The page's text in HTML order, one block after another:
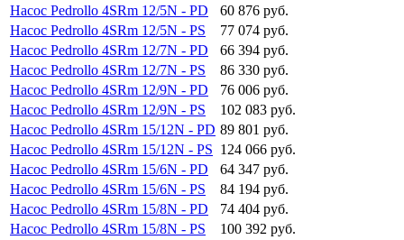
Насос Pedrollo 4SRm 12/5N - PD
60 876 руб.
Насос Pedrollo 4SRm 12/5N - PS
77 074 руб.
Насос Pedrollo 4SRm 12/7N - PD
66 394 руб.
Насос Pedrollo 4SRm 12/7N - PS
86 330 руб.
Насос Pedrollo 4SRm 12/9N - PD
76 006 руб.
Насос Pedrollo 4SRm 12/9N - PS
102 083 руб.
Насос Pedrollo 4SRm 15/12N - PD 89 801 руб.
Насос Pedrollo 4SRm 15/12N - PS 124 066 руб.
Насос Pedrollo 4SRm 15/6N - PD
64 347 руб.
Насос Pedrollo 4SRm 15/6N - PS
84 194 руб.
Насос Pedrollo 4SRm 15/8N - PD
74 404 руб.
Насос Pedrollo 4SRm 15/8N - PS
100 392 руб.